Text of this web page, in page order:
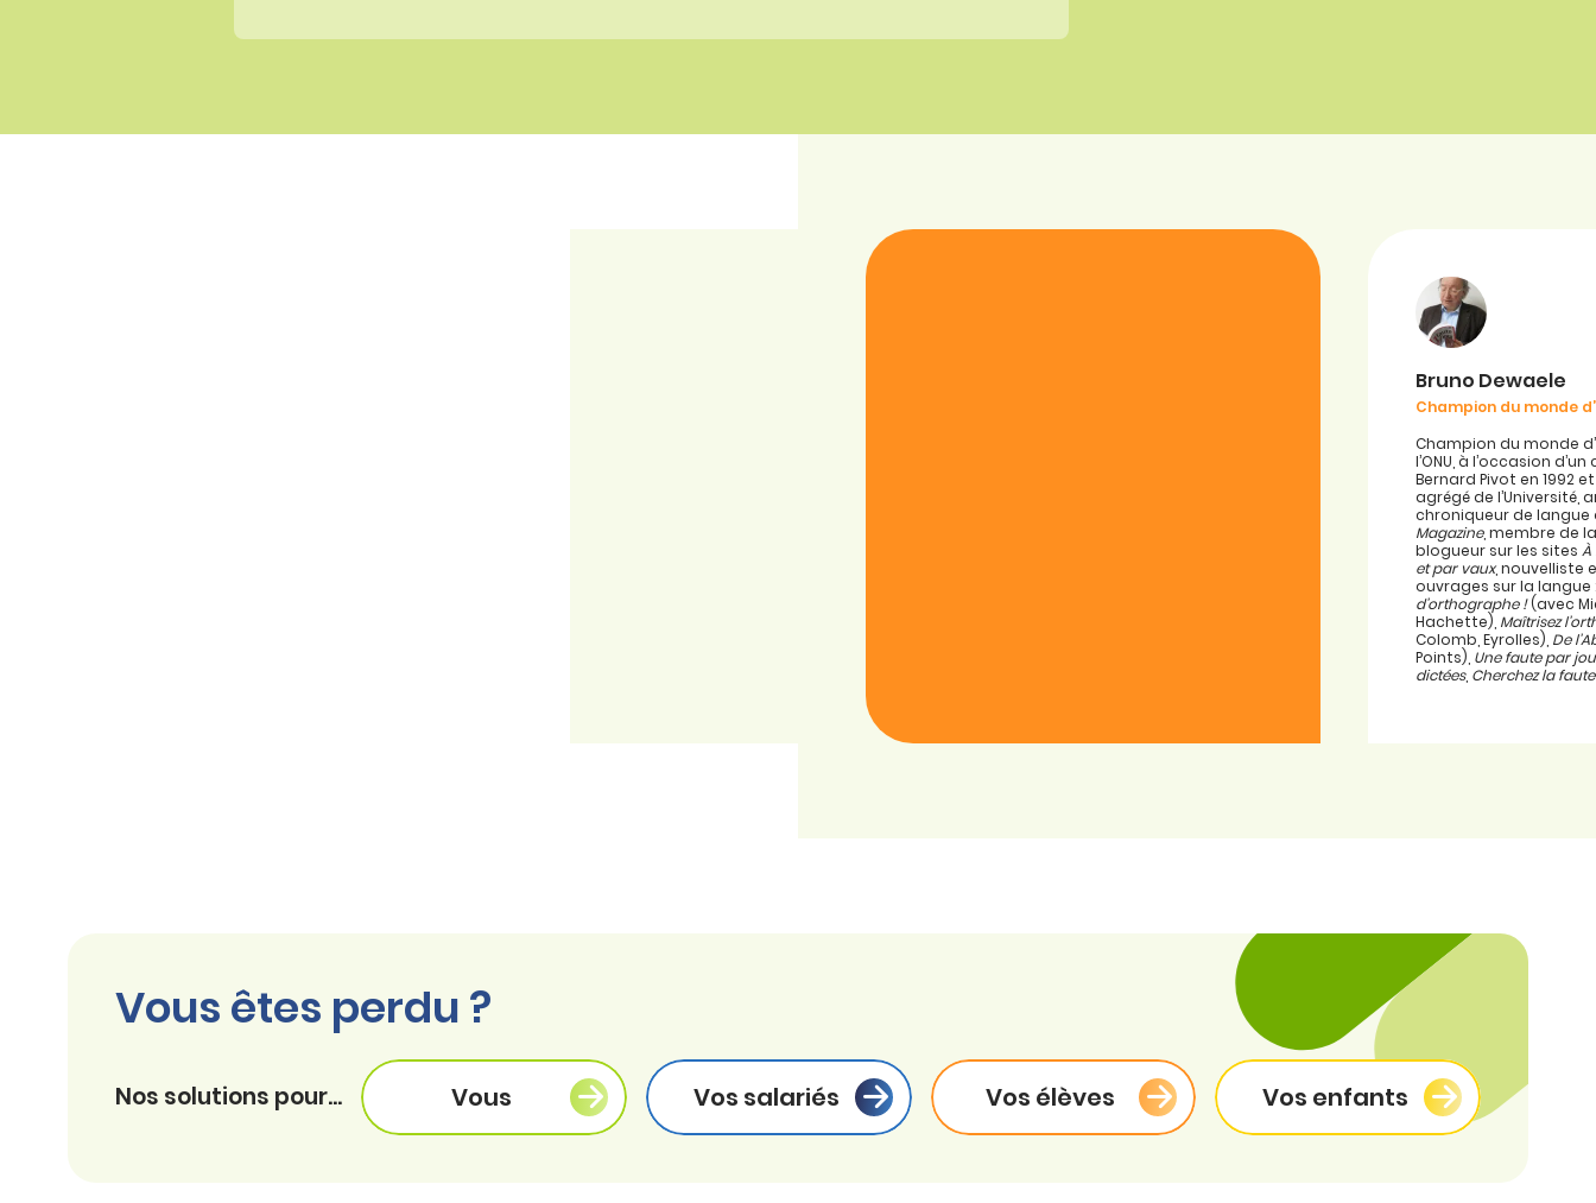
Bruno Dewaele
Champion du monde
Champion du monde
l’ONU, à l’occasion
Bernard Pivot en 1992
agrégé de l’Université,
chroniqueur de
Magazine, membre de
blogueur sur les sites
et par vaux, nouvelliste
ouvrages sur la langue
d’orthographe !(avec
Hachette), Maîtrisez
Colomb, Eyrolles), De
Points), Une faute par
dictées, Cherchez la
Vous êtes perdu ?
Nos solutions pour... Vous Vos salariés Vos élèves Vos enfants